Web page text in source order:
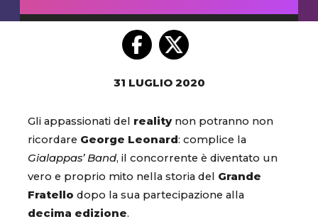
31 LUGLIO 2020
Gli appassionati del realitynon potranno non
ricordare George Leonard: complice la
Gialappas’ Band, il concorrente è diventato un
vero e proprio mito nella storia del Grande
Fratello dopo la sua partecipazione alla
decima edizione.